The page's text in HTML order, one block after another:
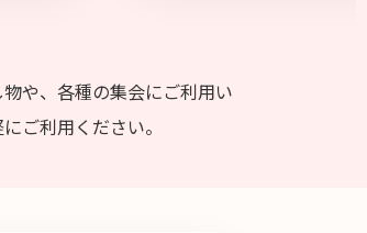
や、各種の集会にご利用い
ご利用ください。